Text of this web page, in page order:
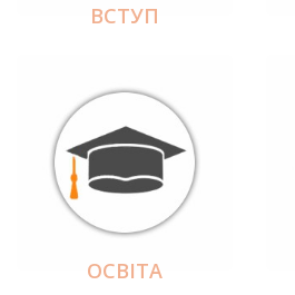
ВСТУП
ОСВІТА